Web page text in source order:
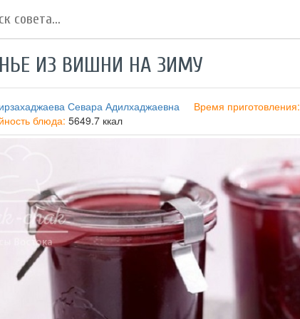
ИЗ ВИШНИ НА ЗИМУ
Севара Адилхаджаевна Время приготовления:
блюда: 5649.7 ккал